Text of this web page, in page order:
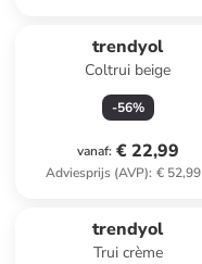
trendyol
Coltrui beige
-56%
vanaf: € 22,99
Adviesprijs (AVP): € 52,99
trendyol
Trui crème